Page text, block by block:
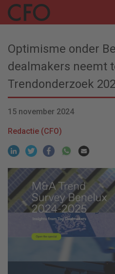
Optimisme onder
dealmakers neemt
Trendonderzoek
15 november 2024
Redactie (CFO)